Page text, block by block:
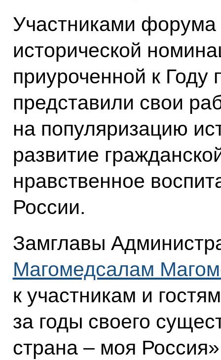
Участниками форума
исторической
приуроченной к
представили свои
на популяризацию
развитие
нравственное
России.
Замглавы
Магомедсалам
к участникам и
за годы своего
страна – моя